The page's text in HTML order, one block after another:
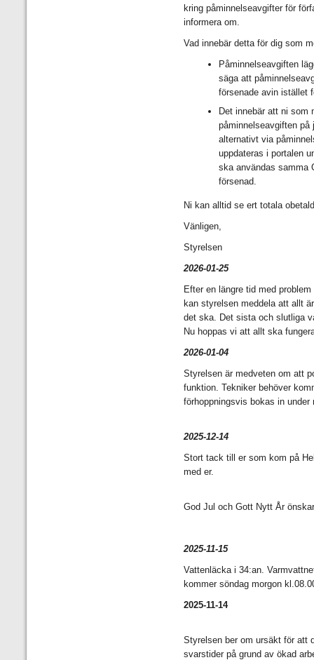
kring påminnelseavgifter för
informera om.
Vad innebär detta för dig som
Påminnelseavgiften
säga att
försenade avin istället
Det innebär att ni som
påminnelseavgiften
alternativt via
uppdateras i portalen
ska användas samma
försenad.
Ni kan alltid se ert totala
Vänligen,
Styrelsen
2026-01-25
Efter en längre tid med
kan styrelsen meddela att allt
det ska. Det sista och slutliga
Nu hoppas vi att allt ska
2026-01-04
Styrelsen är medveten om att
funktion. Tekniker behöver
förhoppningsvis bokas in
2025-12-14
Stort tack till er som kom på
med er.
God Jul och Gott Nytt År
2025-11-15
Vattenläcka i 34:an.
kommer söndag morgon
2025-11-14
Styrelsen ber om ursäkt för att
svarstider på grund av ökad